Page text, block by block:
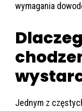
wymagania
Jednym z